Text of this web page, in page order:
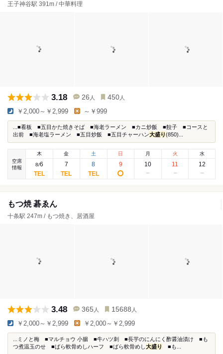
王子神谷駅 391m / 中華料理
3.18 26 人 450 人
￥2,000～￥2,999 ～￥999
...■看板 ■五目かた焼きそば ■海老ラーメン ■カニ炒飯 ■餃子 ■コースと
出前 ■海老塩ラーメン ■五目炒飯 ■五目チャーハン大盛り(850)...
空席
情報
木
8/6
金
7
土
8
日
9
月
10
火
11
水
12
もつ焼 碁ゑん
十条駅 247m / もつ焼き、居酒屋
3.48 365 人 15688 人
￥2,000～￥2,999 ￥2,000～￥2,999
...ミノと梅 ■マルチョウ 小腸 ■牛ハツ刺 ■長芋のにんにく酢醤油漬け ■も
つ煮温玉のせ ■ばら軟骨めしハーフ ■ばら軟骨めし大盛り ■も...